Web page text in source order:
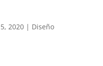
2020| Diseño